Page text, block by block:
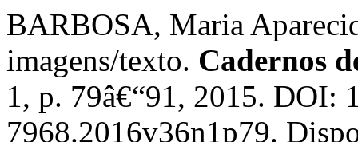
BARBOSA, Maria
imagens/texto. Cadernos
1, p. 79â€“91, 2015. DOI:
7968.2016v36n1p79.